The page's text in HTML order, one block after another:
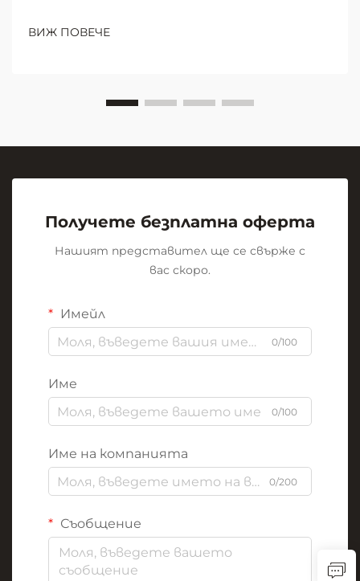
образователни среди. В центъра на тази
ВИЖ ПОВЕЧЕ
Получете безплатна оферта
Нашият представител ще се свърже с
вас скоро.
Имейл
0/100
Име
0/100
Име на компанията
0/200
Съобщение